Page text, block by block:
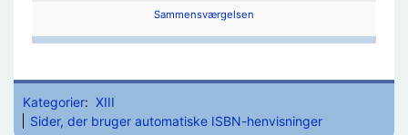
Sammensværgelsen
Kategorier: XIII
Sider, der bruger automatiske ISBN-henvisninger